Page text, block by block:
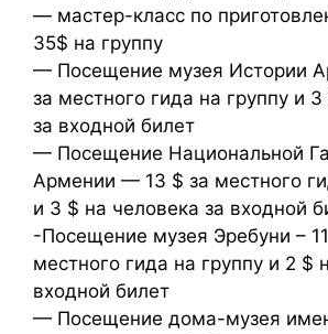
— мастер-класс по
35$ на группу
— Посещение музея Истории
за местного гида на группу и
за входной билет
— Посещение Национальной
Армении — 13 $ за местного
и 3 $ на человека за входной
-Посещение музея Эребуни –
местного гида на группу и 2 $
входной билет
— Посещение дома-музея